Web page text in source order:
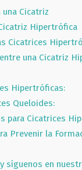
Cicatriz
Hipertrófica
Cicatrices
una Cicatriz
Hipertróficas:
Queloides:
para Cicatrices
Prevenir la
síguenos en